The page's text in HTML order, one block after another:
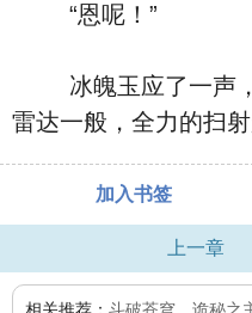
“恩呢！”
冰魄玉应了一声，
雷达一般，全力的扫
加入书签
上一章